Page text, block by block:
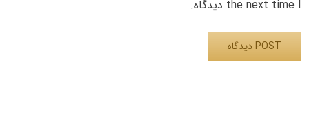
the next time I دیدگاه.